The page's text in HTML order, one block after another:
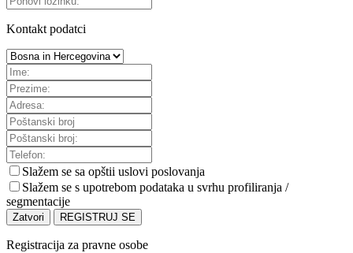
Kontakt podatci
Slažem se sa opštii uslovi poslovanja
Slažem se s upotrebom podataka u svrhu profiliranja /
segmentacije
Zatvori REGISTRUJ SE
Registracija za pravne osobe